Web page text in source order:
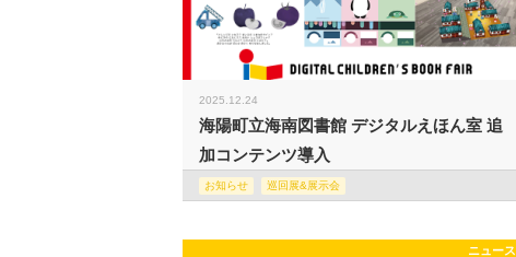
2025.12.24
海陽町立海南図書館 デジタルえほん室 追
加コンテンツ導入
お知らせ 巡回展&展示会
ニュース